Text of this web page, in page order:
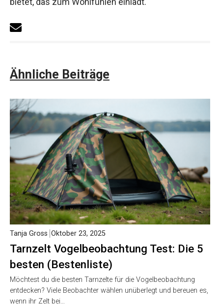
Ähnliche Beiträge
Tarnzelt Vogelbeobachtung Test: Die 5
besten (Bestenliste)
Tanja Gross Oktober 23, 2025
Möchtest du die besten Tarnzelte für die Vogelbeobachtung
entdecken? Viele Beobachter wählen unüberlegt und bereuen es,
wenn ihr Zelt bei…